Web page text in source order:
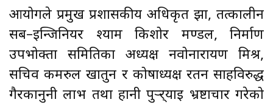
आयोगले प्रमुख प्रशासकीय अधिकृत झा, तत्कालीन
सब–इन्जिनियर श्याम किशोर मण्डल, निर्माण
उपभोक्ता समितिका अध्यक्ष नवोनारायण मिश्र,
सचिव कमरुल खातुन र कोषाध्यक्ष रतन साहविरुद्ध
गैरकानुनी लाभ तथा हानी पुर्‍र्याइ भ्रष्टाचार गरेको